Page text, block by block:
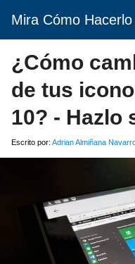
Mira Cómo Hacerlo
¿Cómo
de tus
10? - Hazlo
Escrito por: Adrian Almiñana